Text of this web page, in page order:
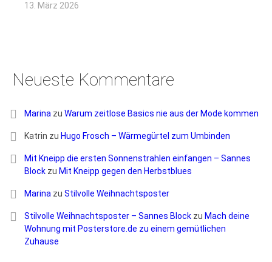
13. März 2026
Neueste Kommentare
Marina zu Warum zeitlose Basics nie aus der Mode kommen
Katrin zu Hugo Frosch – Wärmegürtel zum Umbinden
Mit Kneipp die ersten Sonnenstrahlen einfangen – Sannes
Block zu Mit Kneipp gegen den Herbstblues
Marina zu Stilvolle Weihnachtsposter
Stilvolle Weihnachtsposter – Sannes Block zu Mach deine
Wohnung mit Posterstore.de zu einem gemütlichen
Zuhause